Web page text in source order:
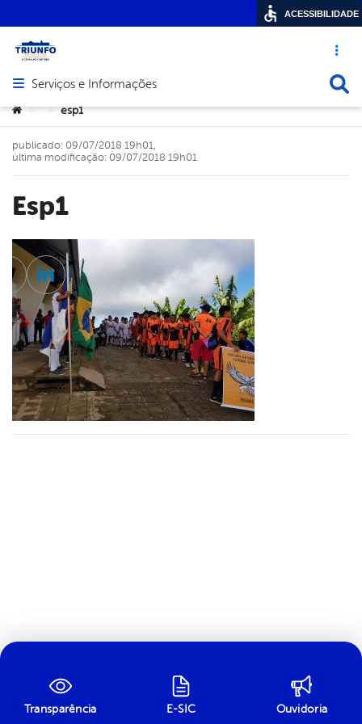
Acesso
Abrir menu principal de navegação
Serviços e Informações
Você está aqui:
> > esp1
esp1
publicado: 09/07/2018 19h01,
última modificação: 09/07/2018 19h01
Twitter
Linkedin
Transparência E-SIC Ouvidoria
ACESSIBILIDADE